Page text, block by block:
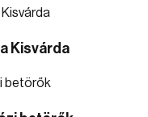
Kisvárda